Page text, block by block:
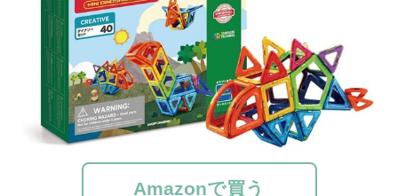
Amazonで買う